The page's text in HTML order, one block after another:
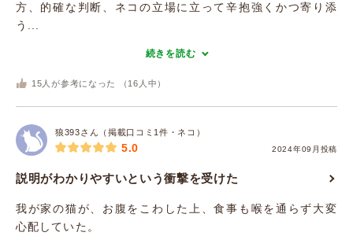
方、的確な判断、ネコの立場に立って辛抱強くかつ寄り添
う...
続きを読む
15 人が参考になった （ 16 人中）
狼393さん（掲載口コミ1件・ネコ）
2024年09月投稿
5.0
説明がわかりやすいという衝撃を受けた
我が家の猫が、お腹をこわした上、食事も喉を通らず大変
心配していた。